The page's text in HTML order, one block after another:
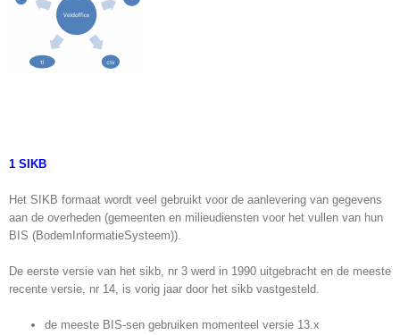
1 SIKB
Het SIKB formaat wordt veel gebruikt voor de aanlevering van gegevens
aan de overheden (gemeenten en milieudiensten voor het vullen van hun
BIS (BodemInformatieSysteem)).
De eerste versie van het sikb, nr 3 werd in 1990 uitgebracht en de meeste
recente versie, nr 14, is vorig jaar door het sikb vastgesteld.
de meeste BIS-sen gebruiken momenteel versie 13.x